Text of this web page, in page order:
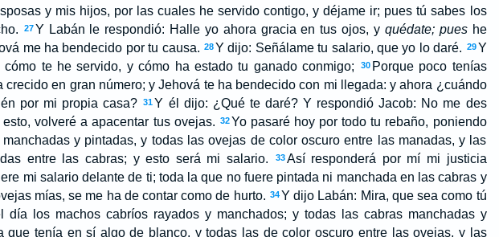
y mis hijos, por las cuales he servido contigo, y déjame ir; pues tú sabes los
27Y Labán le respondió: Halle yo ahora gracia en tus ojos, y quédate; pueshe
me ha bendecido por tu causa. 28Y dijo: Señálame tu salario, que yo lo daré. 29 Y
te he servido, y cómo ha estado tu ganado conmigo;
30 Porque poco tenías
crecido en gran número; y Jehová te ha bendecido con mi llegada: y ahora ¿cuándo
por mi propia casa?
31 Y él dijo: ¿Qué te daré? Y respondió Jacob: No me des
volveré a apacentar tus ovejas. 32Yo pasaré hoy por todo tu rebaño, poniendo
y pintadas, y todas las ovejas de color oscuro entre las manadas, y las
entre las cabras; y esto será mi salario.
33 Así responderá por mí mi justicia
mi salario delante de ti; toda la que no fuere pintada ni manchada en las cabras y
mías, se me ha de contar como de hurto. 34Y dijo Labán: Mira, que sea como tú
día los machos cabríos rayados y manchados; y todas las cabras manchadas y
que tenía en sí algo de blanco, y todas las de color oscuro entre las ovejas, y las